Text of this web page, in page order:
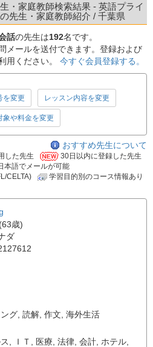
・家庭教師検索結果 - 英語プライ
先生・家庭教師紹介 / 千葉県
話の先生は192名です。
メールを送付できます。登録および
用ください。 今すぐ会員登録する。
を変更 レッスン内容を変更
象や料金を変更
おすすめ先生について
した先生
30日以内に登録した先生
本語でメールが可能
CELTA)
学習目的別のコース情報あり
歳)
ダ
グ 読解 作文 海外生活
ＩＴ 医療 法律 会計 ホテル